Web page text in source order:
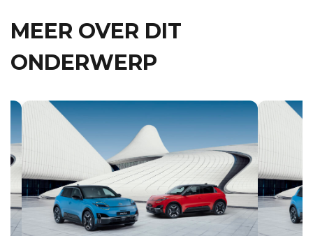
MEER OVER DIT
ONDERWERP